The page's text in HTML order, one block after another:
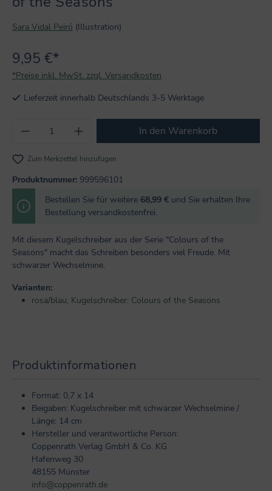
Sara Vidal Peiró (Illustration)
9,95 €*
*Preise inkl. MwSt. zzgl. Versandkosten
Lieferzeit innerhalb Deutschlands 3-5 Werktage
Produkt Anzahl: Gib den gewünschten
In den Warenkorb
Zum Merkzettel hinzufügen
Produktnummer: 999596101
Bestellen Sie für weitere 68,99 € und Sie erhalten Ihre
Bestellung versandkostenfrei.
Mit diesem Kugelschreiber aus der Serie "Colours of the
Seasons" macht das Schreiben besonders viel Freude. Mit
schwarzer Wechselmine.
Varianten:
rosa/blau, Kugelschreiber: Colours of the Seasons
Produktinformationen
Format: 0,7 x 14
Beigaben: Kugelschreiber mit schwarzer Wechselmine /
Länge: 14 cm
Hersteller und verantwortliche Person:
Coppenrath Verlag GmbH & Co. KG
Hafenweg 30
48155 Münster
info@coppenrath.de